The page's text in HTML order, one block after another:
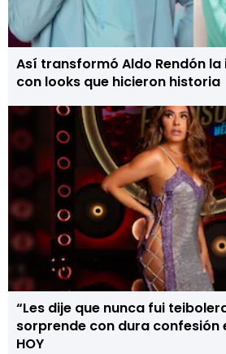
Así transformó Aldo Rendón
con looks que hicieron historia
“Les dije que nunca fui
sorprende con dura confesión
HOY